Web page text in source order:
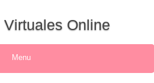
Online
Menu